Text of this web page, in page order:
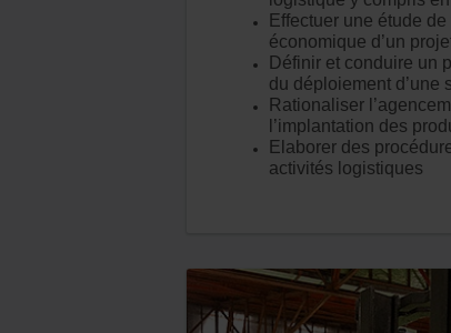
Effectuer une étude
économique d’un
Définir et conduire un
du déploiement d’une
Rationaliser
l’implantation des
Elaborer des
activités logistiques